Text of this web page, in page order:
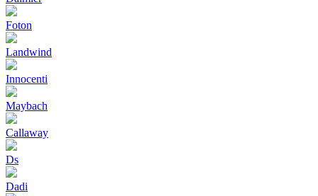
Foton
Landwind
Innocenti
Maybach
Callaway
Ds
Dadi